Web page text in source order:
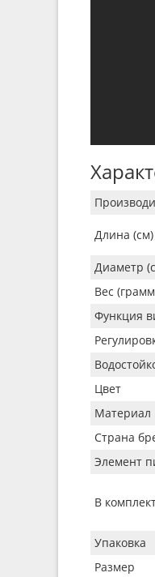
Длина (см)
Диаметр
Вес
Функция
Цвет
Материал
Страна
Элемент
В
Упаковка
Размер